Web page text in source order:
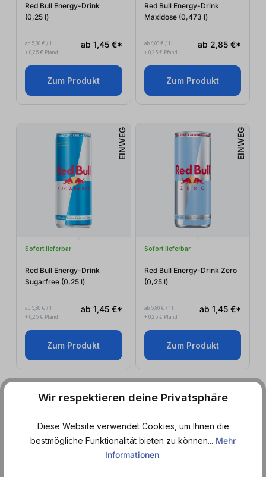
Red Bull Energy-Drink
(0,25 l)
ab 5,80 € / 1 l
+ 0,25 € Pfand
ab 1,45 €*
Zum Produkt
Red Bull Energy-Drink
Maxidose (0,473 l)
ab 6,03 € / 1 l
+ 0,25 € Pfand
ab 2,85 €*
Zum Produkt
EINWEG
Sofort lieferbar
Red Bull Energy-Drink
Sugarfree (0,25 l)
ab 5,80 € / 1 l
+ 0,25 € Pfand
ab 1,45 €*
Zum Produkt
EINWEG
Sofort lieferbar
Red Bull Energy-Drink Zero
(0,25 l)
ab 5,80 € / 1 l
+ 0,25 € Pfand
ab 1,45 €*
Zum Produkt
EINWEG
Wir respektieren deine Privatsphäre
Diese Website verwendet Cookies, um Ihnen die
bestmögliche Funktionalität bieten zu können... Mehr
Informationen.